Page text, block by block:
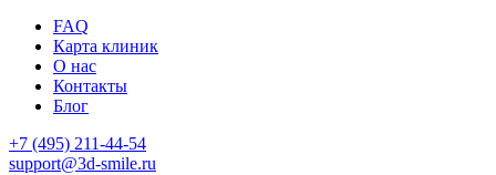
FAQ
Карта клиник
О нас
Контакты
Блог
+7 (495) 211-44-54
support@3d-smile.ru